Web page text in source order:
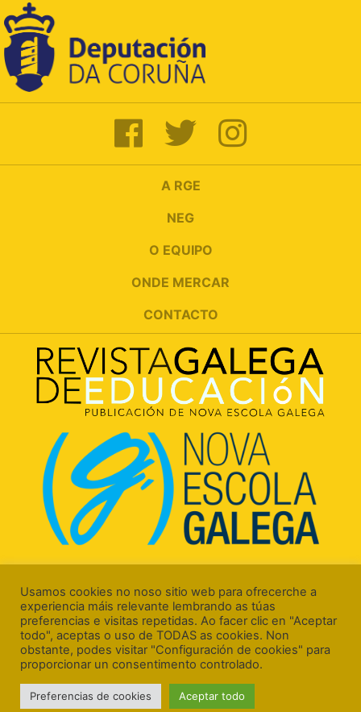
A RGE
NEG
O EQUIPO
ONDE MERCAR
CONTACTO
15706 Santiago de Compostela (A Coruña)
Aviso Legal
Usamos cookies no noso sitio web para ofrecerche a
experiencia máis relevante lembrando as túas
preferencias e visitas repetidas. Ao facer clic en "Aceptar
todo", aceptas o uso de TODAS as cookies. Non
obstante, podes visitar "Configuración de cookies" para
proporcionar un consentimento controlado.
Preferencias de cookies Aceptar todo